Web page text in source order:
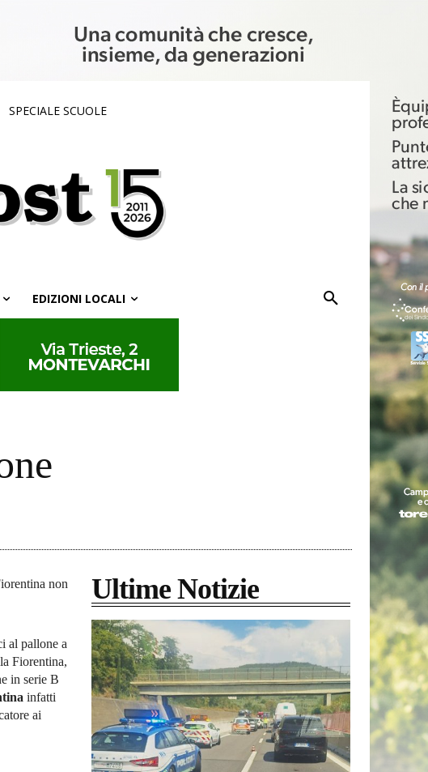
SPECIALE SCUOLE
EDIZIONI LOCALI
non
al pallone a
Fiorentina,
in serie B
infatti
ai
Ultime Notizie